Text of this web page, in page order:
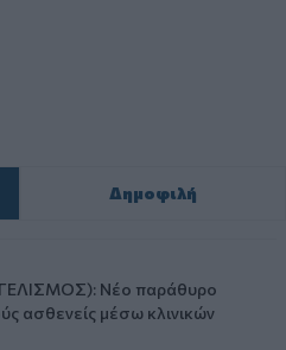
Δημοφιλή
Νέο παράθυρο
ασθενείς μέσω κλινικών